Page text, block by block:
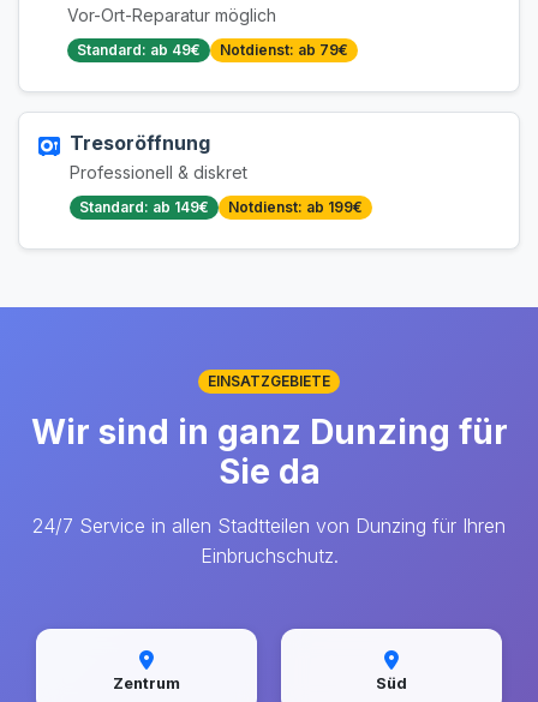
Vor-Ort-Reparatur möglich
Standard: ab 49€ Notdienst: ab 79€
Tresoröffnung
Professionell & diskret
Standard: ab 149€ Notdienst: ab 199€
EINSATZGEBIETE
Wir sind in ganz Dunzing für
Sie da
24/7 Service in allen Stadtteilen von Dunzing für Ihren
Einbruchschutz.
Zentrum Süd